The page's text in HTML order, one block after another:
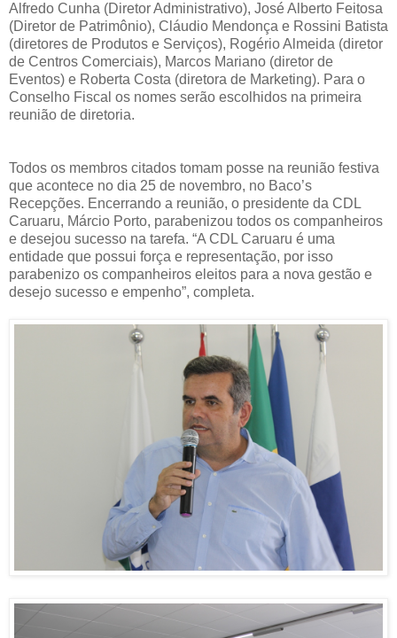
Alfredo Cunha (Diretor Administrativo), José Alberto Feitosa
(Diretor de Patrimônio), Cláudio Mendonça e Rossini Batista
(diretores de Produtos e Serviços), Rogério Almeida (diretor
de Centros Comerciais), Marcos Mariano (diretor de
Eventos) e Roberta Costa (diretora de Marketing). Para o
Conselho Fiscal os nomes serão escolhidos na primeira
reunião de diretoria.
Todos os membros citados tomam posse na reunião festiva
que acontece no dia 25 de novembro, no Baco’s
Recepções. Encerrando a reunião, o presidente da CDL
Caruaru, Márcio Porto, parabenizou todos os companheiros
e desejou sucesso na tarefa. “A CDL Caruaru é uma
entidade que possui força e representação, por isso
parabenizo os companheiros eleitos para a nova gestão e
desejo sucesso e empenho”, completa.